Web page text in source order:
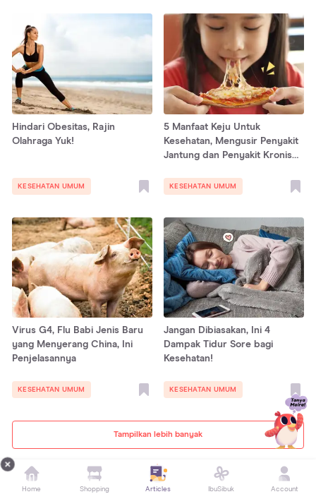
Tampilkan lebih banyak
Hindari Obesitas, Rajin
Olahraga Yuk!
KESEHATAN UMUM
5 Manfaat Keju Untuk
Kesehatan, Mengusir Penyakit
Jantung dan Penyakit Kronis
KESEHATAN UMUM
Virus G4, Flu Babi Jenis Baru
yang Menyerang China, Ini
Penjelasannya
KESEHATAN UMUM
Jangan Dibiasakan, Ini 4
Dampak Tidur Sore bagi
Kesehatan!
KESEHATAN UMUM
Artikel Pilihan Editor
Home Shopping Articles IbuSibuk Account